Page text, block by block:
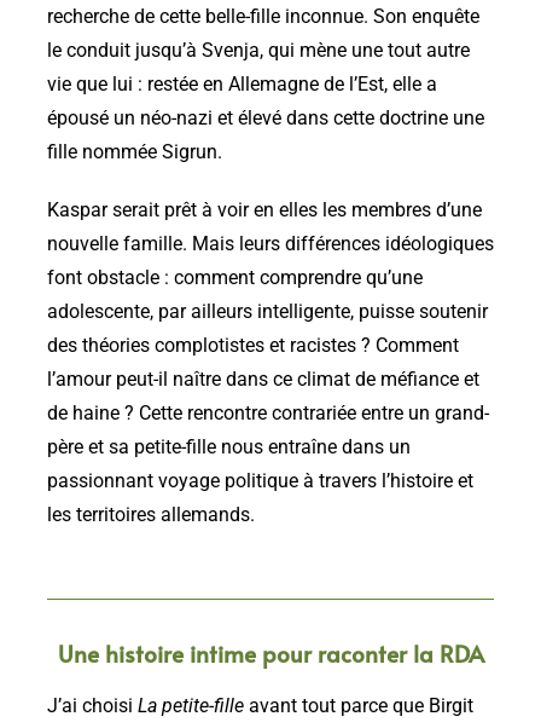
recherche de cette belle-fille inconnue. Son enquête
le conduit jusqu’à Svenja, qui mène une tout autre
vie que lui : restée en Allemagne de l’Est, elle a
épousé un néo-nazi et élevé dans cette doctrine une
fille nommée Sigrun.
Kaspar serait prêt à voir en elles les membres d’une
nouvelle famille. Mais leurs différences idéologiques
font obstacle : comment comprendre qu’une
adolescente, par ailleurs intelligente, puisse soutenir
des théories complotistes et racistes ? Comment
l’amour peut-il naître dans ce climat de méfiance et
de haine ? Cette rencontre contrariée entre un grand-
père et sa petite-fille nous entraîne dans un
passionnant voyage politique à travers l’histoire et
les territoires allemands.
Une histoire intime pour raconter la RDA
J’ai choisi La petite-fille avant tout parce que Birgit